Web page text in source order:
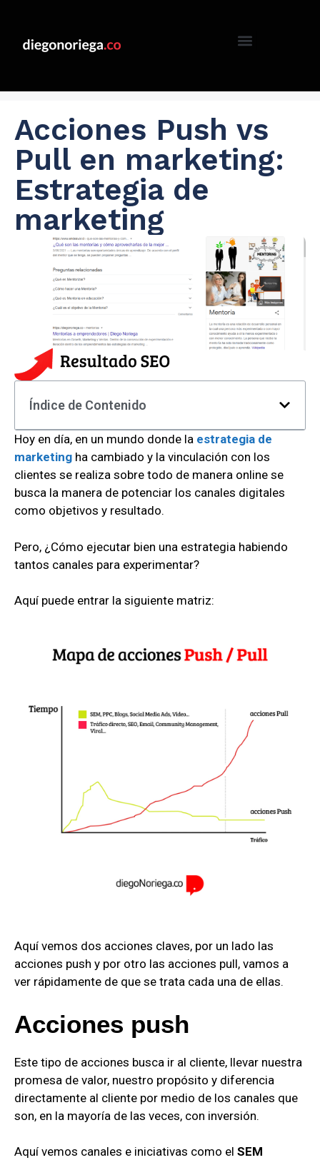
Acciones Push vs
Pull en marketing:
Estrategia de
marketing
Índice de Contenido
Hoy en día, en un mundo donde la estrategia de
marketing ha cambiado y la vinculación con los
clientes se realiza sobre todo de manera online se
busca la manera de potenciar los canales digitales
como objetivos y resultado.
Pero, ¿Cómo ejecutar bien una estrategia habiendo
tantos canales para experimentar?
Aquí puede entrar la siguiente matriz:
Aquí vemos dos acciones claves, por un lado las
acciones push y por otro las acciones pull, vamos a
ver rápidamente de que se trata cada una de ellas.
Acciones push
Este tipo de acciones busca ir al cliente, llevar nuestra
promesa de valor, nuestro propósito y diferencia
directamente al cliente por medio de los canales que
son, en la mayoría de las veces, con inversión.
Aquí vemos canales e iniciativas como el SEM